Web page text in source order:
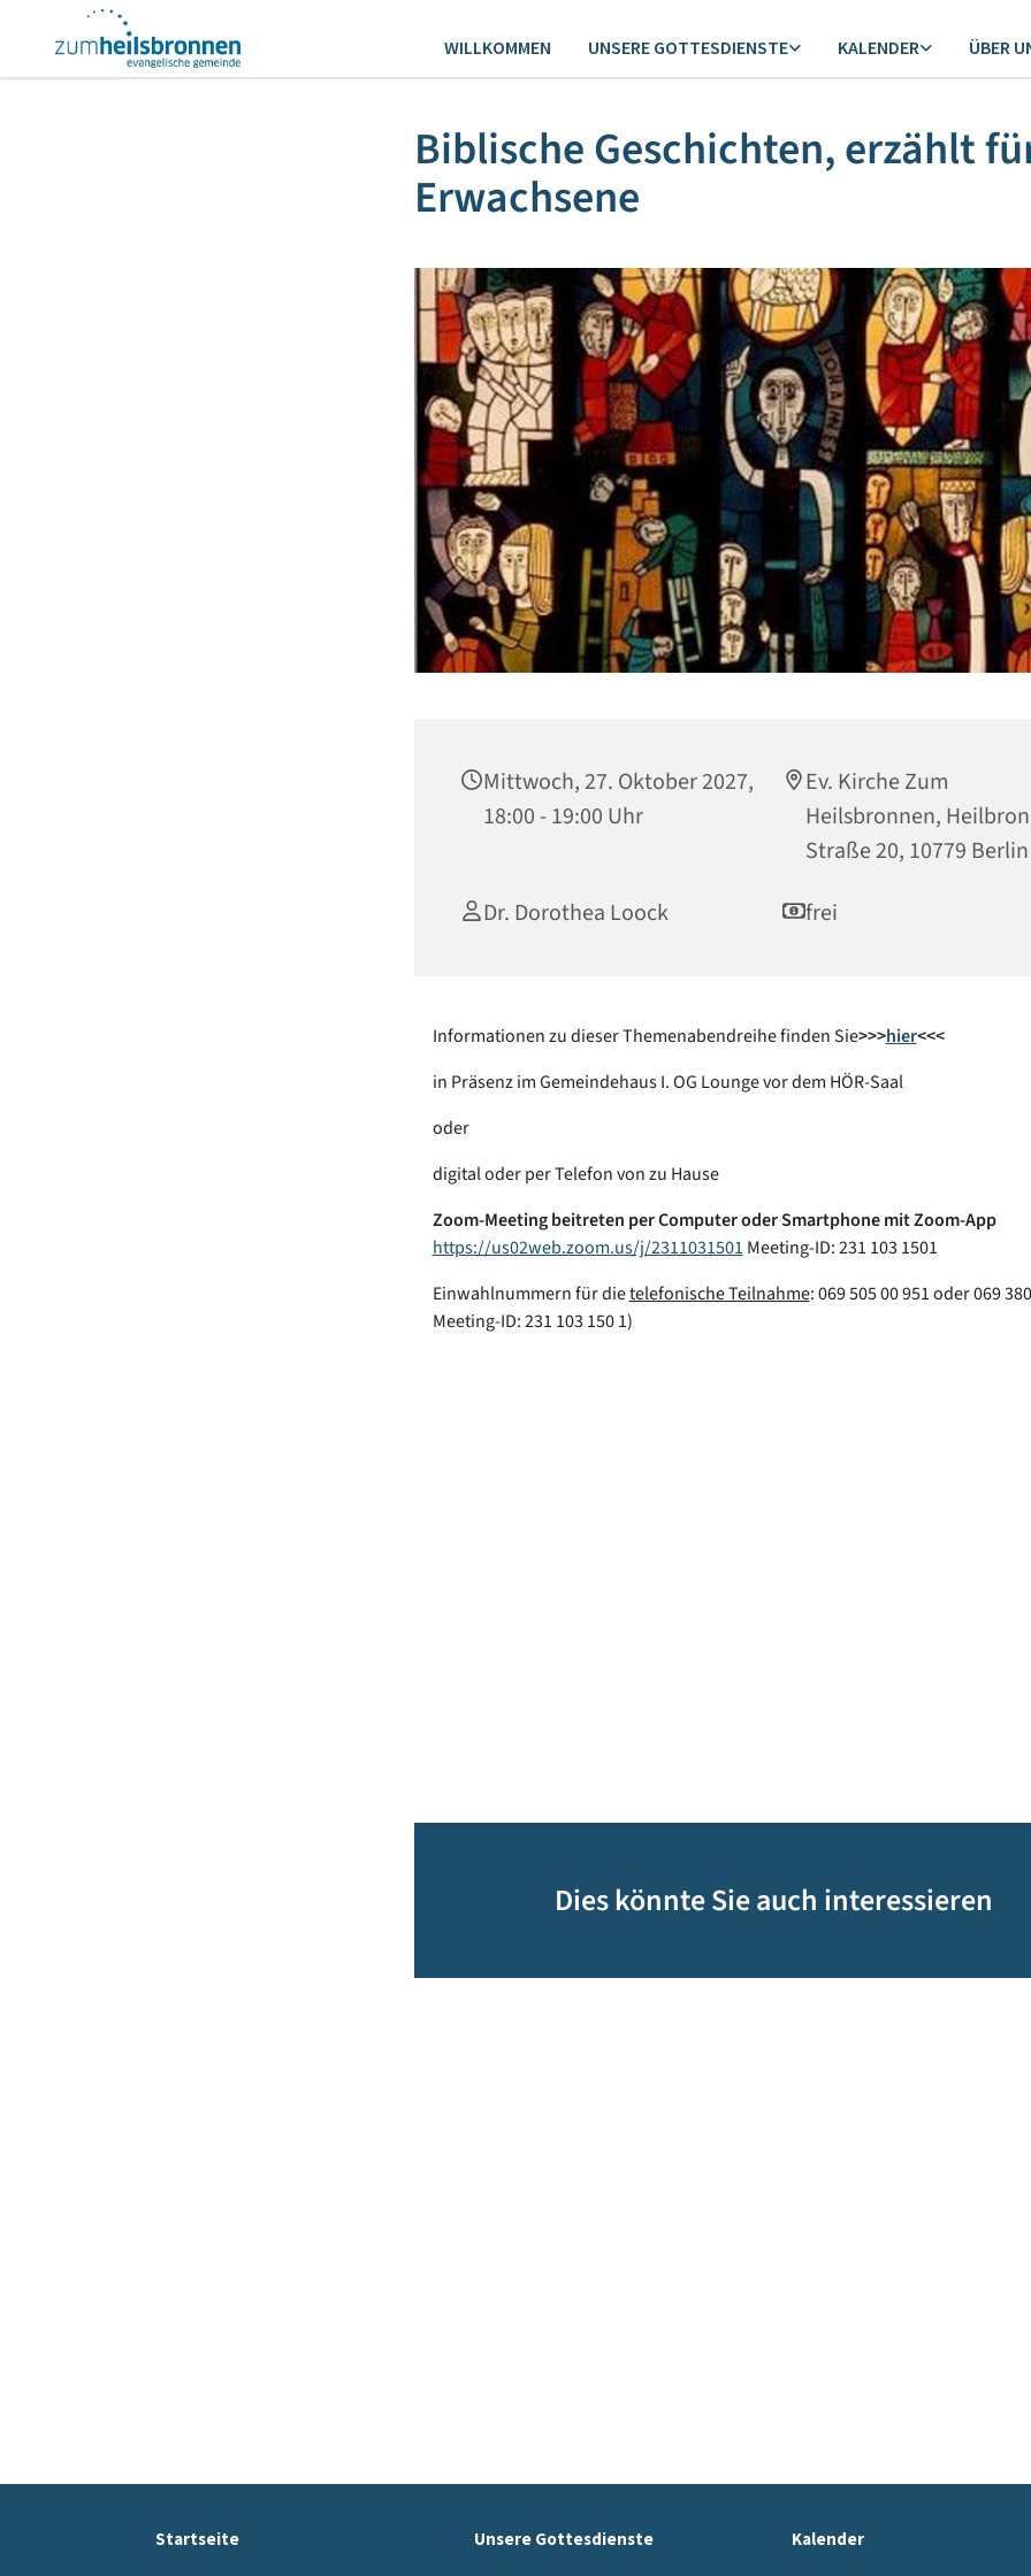
WILLKOMMEN UNSERE GOTTESDIENSTE KALENDER ÜBER
Biblische Geschichten, erzählt
Erwachsene
Mittwoch, 27. Oktober 2027,
18:00 - 19:00 Uhr
Ev. Kirche Zum
Heilsbronnen,
Straße 20, 10779 Berlin
Dr. Dorothea Loock
frei
Informationen zu dieser Themenabendreihe finden Sie>>>hier<<<
in Präsenz im Gemeindehaus I. OG Lounge vor dem HÖR-Saal
oder
digital oder per Telefon von zu Hause
Zoom-Meeting beitreten per Computer oder Smartphone mit Zoom-App
https://us02web.zoom.us/j/2311031501 Meeting-ID: 231 103 1501
Einwahlnummern für dietelefonische Teilnahme: 069 505 00 951 oder 069
Meeting-ID: 231 103 150 1)
Dies könnte Sie auch interessieren
Startseite Unsere Gottesdienste Kalender